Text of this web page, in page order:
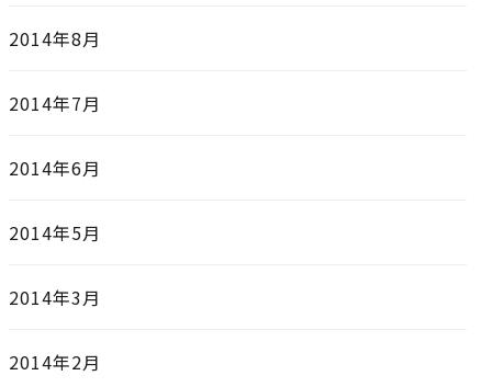
2014年8月
2014年7月
2014年6月
2014年5月
2014年3月
2014年2月